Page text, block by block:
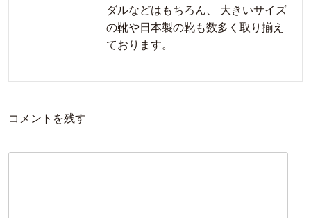
ダルなどはもちろん、 大きいサイズ
の靴や日本製の靴も数多く取り揃え
ております。
コメントを残す